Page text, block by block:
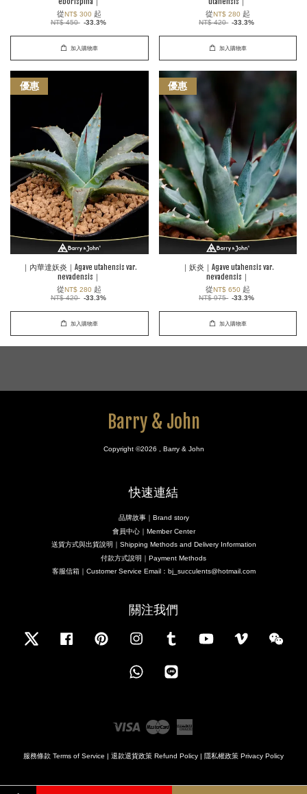
從NT$ 300起
NT$ 450 -33.3%
加入購物車
從NT$ 280 起
NT$ 420 -33.3%
加入購物車
優惠
｜內華達妖炎｜Agave utahensis var.
nevadensis｜
從NT$ 280起
NT$ 420 -33.3%
加入購物車
優惠
｜妖炎｜Agave utahensis var.
nevadensis｜
從NT$ 650 起
NT$ 975 -33.3%
加入購物車
Barry & John
Copyright ©2026 , Barry & John
快速連結
品牌故事｜Brand story
會員中心｜Member Center
送貨方式與出貨說明｜Shipping Methods and Delivery Information
付款方式說明｜Payment Methods
客服信箱｜Customer Service Email：bj_succulents@hotmail.com
關注我們
Twitter Facebook Pinterest Instagram Tumblr YouTube Vimeo
Whatsapp
Visa
服務條款 Terms of Service | 退款退貨政策 Refund Policy | 隱私權政策 Privacy Policy